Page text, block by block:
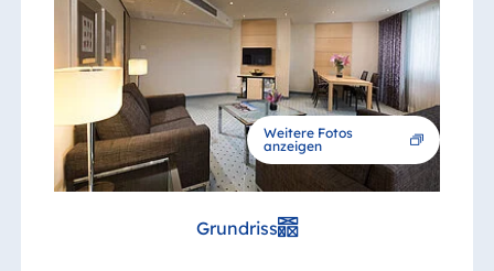
Weitere Fotos
anzeigen
Grundriss